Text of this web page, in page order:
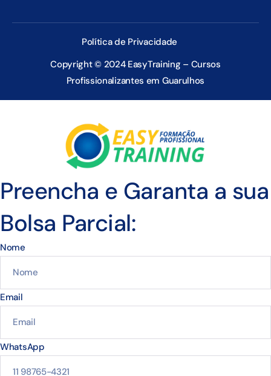
Copyright © 2024 EasyTraining – Cursos
Profissionalizantes em Guarulhos
Política de Privacidade
Preencha e Garanta a sua
Bolsa Parcial:
Nome
Email
WhatsApp